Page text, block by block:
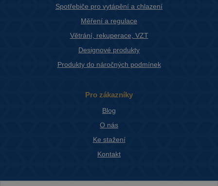
Spotřebiče pro vytápění a chlazení
Měření a regulace
Větrání, rekuperace, VZT
Designové produkty
Produkty do náročných podmínek
Pro zákazníky
Blog
O nás
Ke stažení
Kontakt